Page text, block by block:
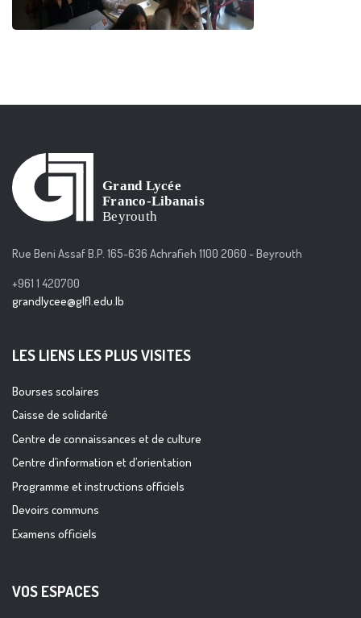
Rue Beni Assaf B.P. 165-636 Achrafieh 1100 2060 - Beyrouth
+961 1 420700
grandlycee@glfl.edu.lb
LES LIENS LES PLUS VISITES
Bourses scolaires
Caisse de solidarité
Centre de connaissances et de culture
Centre d’information et d’orientation
Programme et instructions officiels
Devoirs communs
Examens officiels
VOS ESPACES